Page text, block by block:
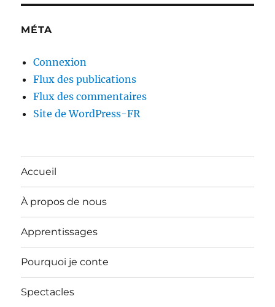
MÉTA
Connexion
Flux des publications
Flux des commentaires
Site de WordPress-FR
Accueil
À propos de nous
Apprentissages
Pourquoi je conte
Spectacles